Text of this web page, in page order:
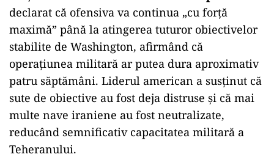
declarat că ofensiva va continua „cu forță
maximă” până la atingerea tuturor obiectivelor
stabilite de Washington, afirmând că
operațiunea militară ar putea dura aproximativ
patru săptămâni. Liderul american a susținut că
sute de obiective au fost deja distruse și că mai
multe nave iraniene au fost neutralizate,
reducând semnificativ capacitatea militară a
Teheranului.